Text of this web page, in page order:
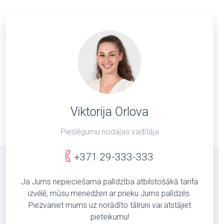
Viktorija Orlova
Pieslēgumu nodaļas vadītāja
+371 29-333-333
Ja Jums nepieciešama palīdzība atbilstošākā tarifa
izvēlē, mūsu menedžeri ar prieku Jums palīdzēs.
Piezvaniet mums uz norādīto tālruni vai atstājiet
pieteikumu!